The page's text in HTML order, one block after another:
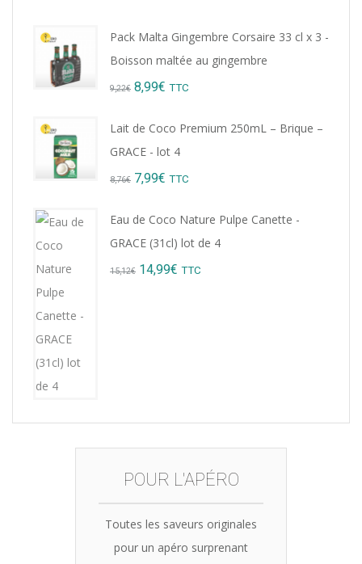
Pack Malta Gingembre Corsaire 33 cl x 3 -
Boisson maltée au gingembre
9,22€ Original
8,99€ Current
TTC
Lait de Coco Premium 250mL – Brique –
GRACE - lot 4
8,76€ Original
7,99€ Current
TTC
Eau de Coco Nature Pulpe Canette -
GRACE (31cl) lot de 4
15,12€ Original
14,99€ Current
TTC
POUR L'APÉRO
Toutes les saveurs originales
pour un apéro surprenant